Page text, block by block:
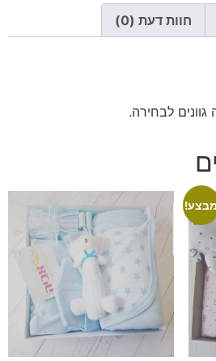
חוות דעת (0)
לבחירה.
מבצע!